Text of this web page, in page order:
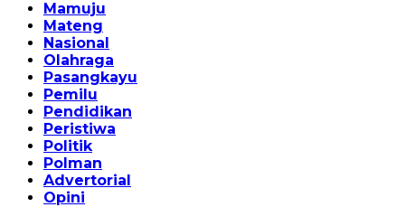
Mamuju
Mateng
Nasional
Olahraga
Pasangkayu
Pemilu
Pendidikan
Peristiwa
Politik
Polman
Advertorial
Opini